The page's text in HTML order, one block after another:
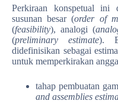
Perkiraan konspetual ini
susunan besar (order of
(feasibility), analogi (
(preliminary estimate).
didefinisikan sebagai
untuk memperkirakan
tahap pembuatan
and assemblies